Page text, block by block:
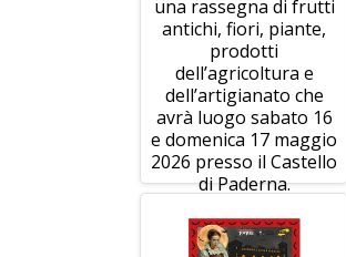
una rassegna di frutti
antichi, fiori, piante,
prodotti
dell’agricoltura e
dell’artigianato che
avrà luogo sabato 16
e domenica 17 maggio
2026 presso il Castello
di Paderna.